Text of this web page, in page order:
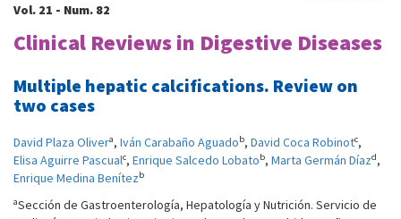
Vol. 21 - Num. 82
Clinical Reviews in Digestive Diseases
Multiple hepatic calcifications. Review on
two cases
David Plaza Olivera, Iván Carabaño Aguadob, David Coca Robinotc,
Elisa Aguirre Pascualc, Enrique Salcedo Lobatob, Marta Germán Díazd,
Enrique Medina Benítezb
aSección de Gastroenterología, Hepatología y Nutrición. Servicio de